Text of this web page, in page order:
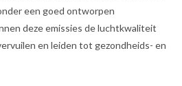
een goed ontworpen
deze emissies de luchtkwaliteit
en leiden tot gezondheids- en